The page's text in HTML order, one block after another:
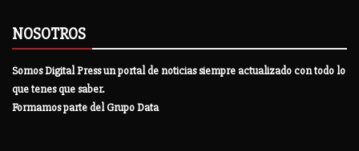
NOSOTROS
Somos Digital Press un portal de noticias siempre actualizado con todo lo
que tenes que saber.
Formamos parte del Grupo Data